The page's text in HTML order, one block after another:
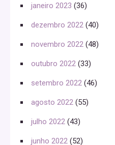
janeiro 2023 (36)
dezembro 2022 (40)
novembro 2022 (48)
outubro 2022 (33)
setembro 2022 (46)
agosto 2022 (55)
julho 2022 (43)
junho 2022 (52)